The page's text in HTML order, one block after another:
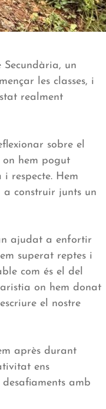
Secundària, un
les classes, i
realment
sobre el
on hem pogut
respecte. Hem
a construir junts un
ajudat a enfortir
superat reptes i
com és el del
on hem donat
el nostre
après durant
ens
amb